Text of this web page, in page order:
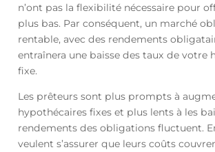
n’ont pas la flexibilité nécessaire pour
plus bas. Par conséquent, un marché
rentable, avec des rendements
entraînera une baisse des taux de votre
fixe.
Les prêteurs sont plus prompts à
hypothécaires fixes et plus lents à les
rendements des obligations fluctuent.
veulent s’assurer que leurs coûts